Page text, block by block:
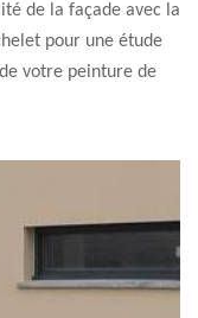
de la façade avec la
pour une étude
votre peinture de